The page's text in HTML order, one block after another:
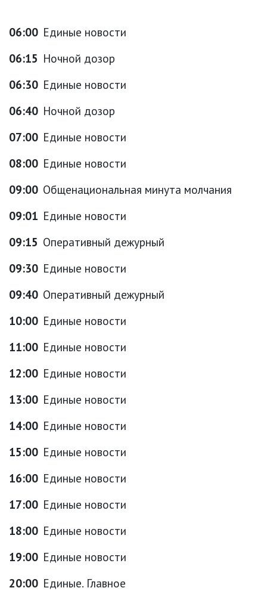
06:00 Единые новости
06:15 Ночной дозор
06:30 Единые новости
06:40 Ночной дозор
07:00 Единые новости
08:00 Единые новости
09:00 Общенациональная минута молчания
09:01 Единые новости
09:15 Оперативный дежурный
09:30 Единые новости
09:40 Оперативный дежурный
10:00 Единые новости
11:00 Единые новости
12:00 Единые новости
13:00 Единые новости
14:00 Единые новости
15:00 Единые новости
16:00 Единые новости
17:00 Единые новости
18:00 Единые новости
19:00 Единые новости
20:00 Единые. Главное